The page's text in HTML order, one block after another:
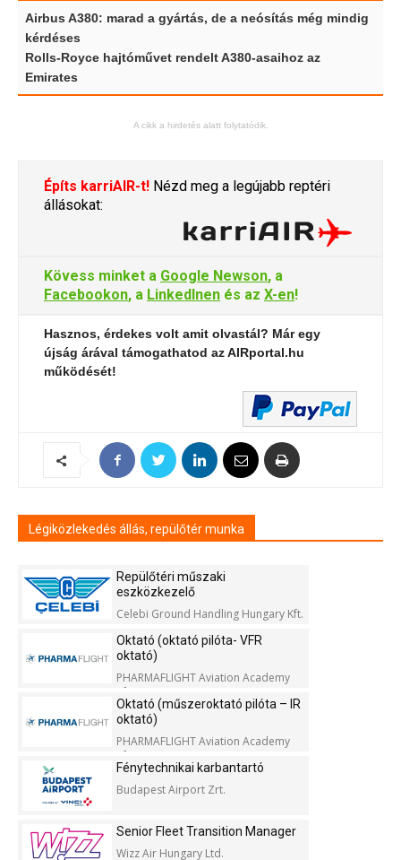
Airbus A380: marad a gyártás, de a neósítás még mindig
kérdéses
Rolls-Royce hajtóművet rendelt A380-asaihoz az
Emirates
A cikk a hirdetés alatt folytatódik.
Építs karriAIR-t! Nézd meg a legújabb reptéri
állásokat:
Kövess minket a Google Newson, a
Facebookon, a LinkedInen és az X-en!
Hasznos, érdekes volt amit olvastál? Már egy
újság árával támogathatod az AIRportal.hu
működését!
Légiközlekedés állás, repülőtér munka
Repülőtéri műszaki
eszközkezelő
Celebi Ground Handling Hungary Kft.
Oktató (oktató pilóta- VFR
oktató)
PHARMAFLIGHT Aviation Academy
Kft.
Oktató (műszeroktató pilóta – IR
oktató)
PHARMAFLIGHT Aviation Academy
Kft.
Fénytechnikai karbantartó
Budapest Airport Zrt.
Senior Fleet Transition Manager
Wizz Air Hungary Ltd.